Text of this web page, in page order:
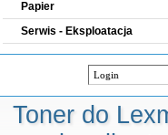
Papier
Serwis - Eksploatacja
Toner do